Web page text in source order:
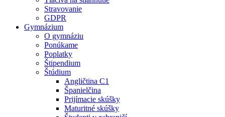
Stravovanie
GDPR
Gymnázium
O gymnáziu
Ponúkame
Poplatky
Štipendium
Štúdium
Angličtina C1
Španielčina
Prijímacie skúšky
Maturitné skúšky